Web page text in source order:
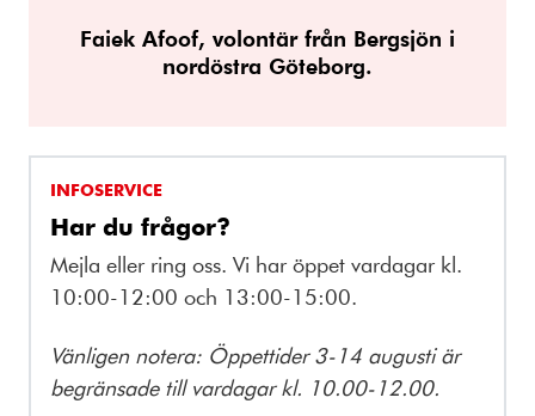
Faiek Afoof, volontär från Bergsjön i
nordöstra Göteborg.
INFOSERVICE
Har du frågor?
Mejla eller ring oss. Vi har öppet vardagar kl.
10:00-12:00 och 13:00-15:00.
Vänligen notera: Öppettider 3-14 augusti är
begränsade till vardagar kl. 10.00-12.00.